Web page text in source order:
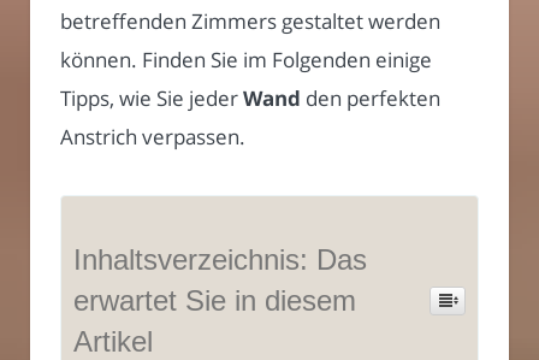
betreffenden Zimmers gestaltet werden
können. Finden Sie im Folgenden einige
Tipps, wie Sie jederWand den perfekten
Anstrich verpassen.
Inhaltsverzeichnis: Das
erwartet Sie in diesem
Artikel